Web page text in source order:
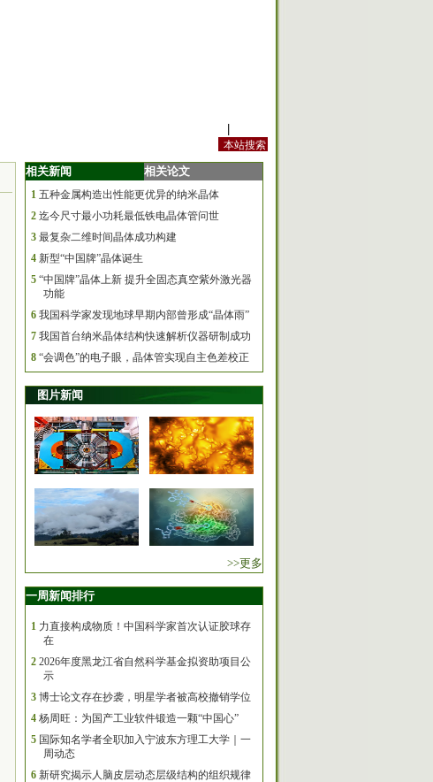
相关新闻 相关论文
1 五种金属构造出性能更优异的纳米晶体
2 迄今尺寸最小功耗最低铁电晶体管问世
3 最复杂二维时间晶体成功构建
4 新型“中国牌”晶体诞生
5 “中国牌”晶体上新 提升全固态真空紫外激光器
功能
6 我国科学家发现地球早期内部曾形成“晶体雨”
7 我国首台纳米晶体结构快速解析仪器研制成功
8 “会调色”的电子眼，晶体管实现自主色差校正
图片新闻
>>更多
一周新闻排行
1 力直接构成物质！中国科学家首次认证胶球存
在
2 2026年度黑龙江省自然科学基金拟资助项目公
示
3 博士论文存在抄袭，明星学者被高校撤销学位
4 杨周旺：为国产工业软件锻造一颗“中国心”
5 国际知名学者全职加入宁波东方理工大学｜一
周动态
6 新研究揭示人脑皮层动态层级结构的组织规律